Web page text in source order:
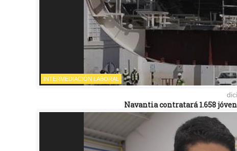
INTERMEDIACIÓN LABORAL
Navantia contratará 1.658